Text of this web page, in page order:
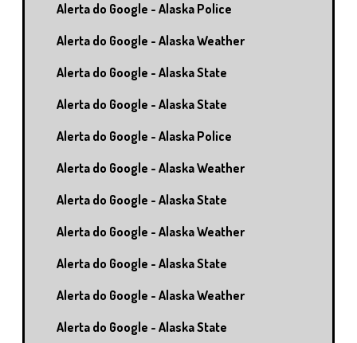
Alerta do Google - Alaska Police
Alerta do Google - Alaska Weather
Alerta do Google - Alaska State
Alerta do Google - Alaska State
Alerta do Google - Alaska Police
Alerta do Google - Alaska Weather
Alerta do Google - Alaska State
Alerta do Google - Alaska Weather
Alerta do Google - Alaska State
Alerta do Google - Alaska Weather
Alerta do Google - Alaska State